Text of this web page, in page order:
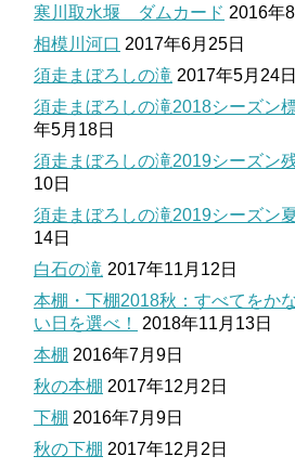
寒川取水堰 ダムカード 2016年
相模川河口 2017年6月25日
須走まぼろしの滝 2017年5月24日
須走まぼろしの滝2018シーズン
年5月18日
須走まぼろしの滝2019シーズン
10日
須走まぼろしの滝2019シーズン
14日
白石の滝 2017年11月12日
本棚・下棚2018秋：すべてをか
い日を選べ！
2018年11月13日
本棚 2016年7月9日
秋の本棚 2017年12月2日
下棚 2016年7月9日
秋の下棚 2017年12月2日